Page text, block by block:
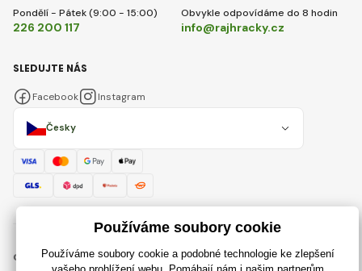
Pondělí - Pátek (9:00 - 15:00)
226 200 117
Obvykle odpovídáme do 8 hodin
info@rajhracky.cz
Česky
SLEDUJTE NÁS
Facebook Instagram
© 2018 - 2026 RajHracky.cz, Všechna práva vyhrazena